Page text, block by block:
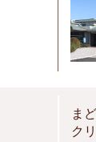
ま
ク